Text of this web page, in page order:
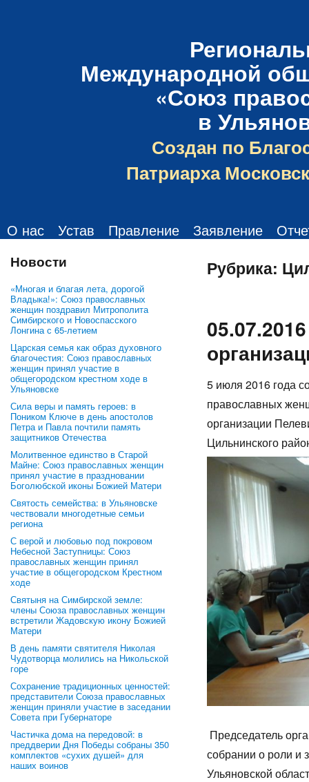
Международной
«Союз
в
Создан по
Патриарха
О нас Устав Правление Заявление
Новости
«Многая и благая лета, дорогой
Владыка!»: Союз православных
женщин поздравил Митрополита
Симбирского и Новоспасского
Лонгина с 65-летием
Царская семья как образ духовного
благочестия: Союз православных
женщин принял участие в
общегородском крестном ходе в
Ульяновске
Сила веры и память героев: в
Поником Ключе в день апостолов
Петра и Павла почтили память
защитников Отечества
Молитвенное единство в Старой
Майне: Союз православных женщин
принял участие в праздновании
Боголюбской иконы Божией Матери
Святость семейства: в Ульяновске
чествовали многодетные семьи
региона
С верой и любовью под покровом
Небесной Заступницы: Союз
православных женщин принял
участие в общегородском Крестном
ходе
Святыня на Симбирской земле:
члены Союза православных женщин
встретили Жадовскую икону Божией
Матери
В день памяти святителя Николая
Чудотворца молились на Никольской
горе
Сохранение традиционных ценностей:
представители Союза православных
женщин приняли участие в заседании
Совета при Губернаторе
Частичка дома на передовой: в
преддверии Дня Победы собраны 350
комплектов «сухих душей» для
наших воинов
Рубрика:
5 июля 2016 года
православных
организации
Цильнинского
Председатель
собрании о роли
Ульяновской